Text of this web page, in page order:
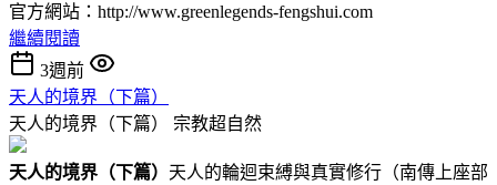
官方網站：http://www.greenlegends-fengshui.com
繼續閱讀
3週前
天人的境界（下篇）
天人的境界（下篇） 宗教超自然
天人的境界（下篇） 天人的輪迴束縛與真實修行（南傳上座部